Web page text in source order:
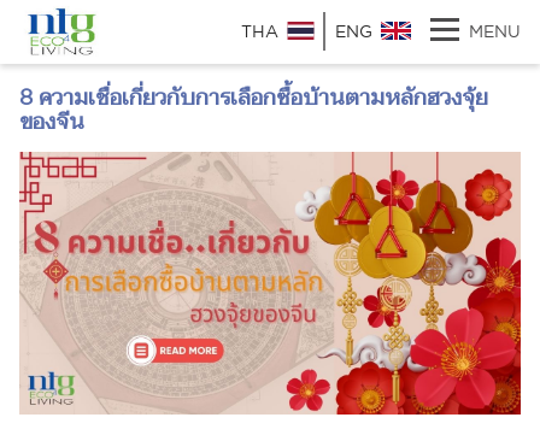
THA ENG MENU
8 ความเชื่อเกี่ยวกับการเลือกซื้อบ้านตามหลักฮวงจุ้ย
ของจีน